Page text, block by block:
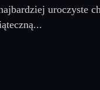
uroczyste